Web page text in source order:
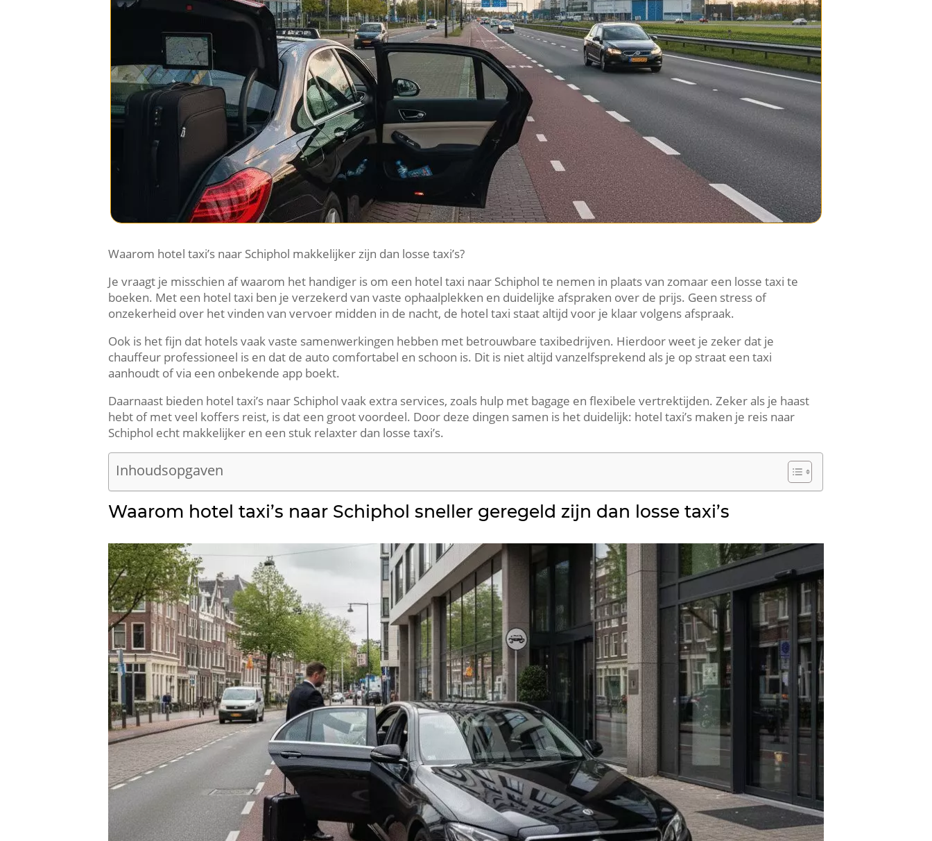
Waarom hotel taxi’s naar Schiphol makkelijker zijn dan losse taxi’s?
Je vraagt je misschien af waarom het handiger is om een hotel taxi naar Schiphol te nemen in plaats van zomaar een losse taxi te
boeken. Met een hotel taxi ben je verzekerd van vaste ophaalplekken en duidelijke afspraken over de prijs. Geen stress of
onzekerheid over het vinden van vervoer midden in de nacht, de hotel taxi staat altijd voor je klaar volgens afspraak.
Ook is het fijn dat hotels vaak vaste samenwerkingen hebben met betrouwbare taxibedrijven. Hierdoor weet je zeker dat je
chauffeur professioneel is en dat de auto comfortabel en schoon is. Dit is niet altijd vanzelfsprekend als je op straat een taxi
aanhoudt of via een onbekende app boekt.
Daarnaast bieden hotel taxi’s naar Schiphol vaak extra services, zoals hulp met bagage en flexibele vertrektijden. Zeker als je haast
hebt of met veel koffers reist, is dat een groot voordeel. Door deze dingen samen is het duidelijk: hotel taxi’s maken je reis naar
Schiphol echt makkelijker en een stuk relaxter dan losse taxi’s.
Inhoudsopgaven
Waarom hotel taxi’s naar Schiphol sneller geregeld zijn dan losse taxi’s